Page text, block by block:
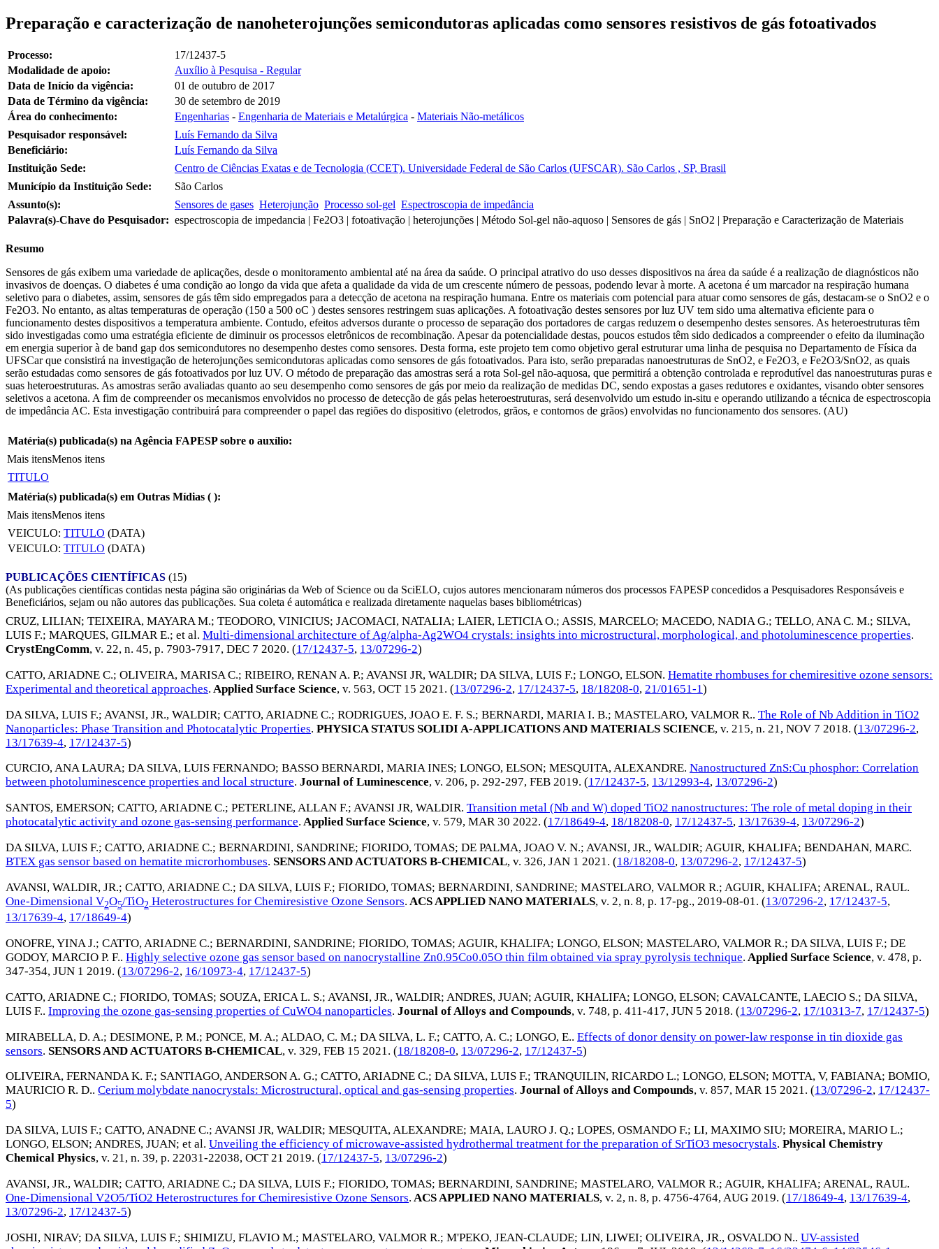
Preparação e caracterização de nanoheterojunções semicondutoras aplicadas como sensores resistivos de gás fotoativados
Processo:
17/12437-5
Modalidade de apoio:
Auxílio à Pesquisa - Regular
Data de Início da vigência:
01 de outubro de 2017
Data de Término da vigência:
30 de setembro de 2019
Área do conhecimento:
Engenharias - Engenharia de Materiais e Metalúrgica - Materiais Não-metálicos
Pesquisador responsável:
Luís Fernando da Silva
Beneficiário:
Luís Fernando da Silva
Instituição Sede:
Centro de Ciências Exatas e de Tecnologia (CCET). Universidade Federal de São Carlos (UFSCAR). São Carlos , SP, Brasil
Município da Instituição Sede:
São Carlos
Assunto(s):
Sensores de gases Heterojunção Processo sol-gel Espectroscopia de impedância
Palavra(s)-Chave do Pesquisador: espectroscopia de impedancia | Fe2O3 | fotoativação | heterojunções | Método Sol-gel não-aquoso | Sensores de gás | SnO2 | Preparação e Caracterização de Materiais
Resumo
Sensores de gás exibem uma variedade de aplicações, desde o monitoramento ambiental até na área da saúde. O principal atrativo do uso desses dispositivos na área da saúde é a realização de diagnósticos não
invasivos de doenças. O diabetes é uma condição ao longo da vida que afeta a qualidade da vida de um crescente número de pessoas, podendo levar à morte. A acetona é um marcador na respiração humana
seletivo para o diabetes, assim, sensores de gás têm sido empregados para a detecção de acetona na respiração humana. Entre os materiais com potencial para atuar como sensores de gás, destacam-se o SnO2 e o
Fe2O3. No entanto, as altas temperaturas de operação (150 a 500 oC ) destes sensores restringem suas aplicações. A fotoativação destes sensores por luz UV tem sido uma alternativa eficiente para o
funcionamento destes dispositivos a temperatura ambiente. Contudo, efeitos adversos durante o processo de separação dos portadores de cargas reduzem o desempenho destes sensores. As heteroestruturas têm
sido investigadas como uma estratégia eficiente de diminuir os processos eletrônicos de recombinação. Apesar da potencialidade destas, poucos estudos têm sido dedicados a compreender o efeito da iluminação
em energia superior à de band gap dos semicondutores no desempenho destes como sensores. Desta forma, este projeto tem como objetivo geral estruturar uma linha de pesquisa no Departamento de Física da
UFSCar que consistirá na investigação de heterojunções semicondutoras aplicadas como sensores de gás fotoativados. Para isto, serão preparadas nanoestruturas de SnO2, e Fe2O3, e Fe2O3/SnO2, as quais
serão estudadas como sensores de gás fotoativados por luz UV. O método de preparação das amostras será a rota Sol-gel não-aquosa, que permitirá a obtenção controlada e reprodutível das nanoestruturas puras e
suas heteroestruturas. As amostras serão avaliadas quanto ao seu desempenho como sensores de gás por meio da realização de medidas DC, sendo expostas a gases redutores e oxidantes, visando obter sensores
seletivos a acetona. A fim de compreender os mecanismos envolvidos no processo de detecção de gás pelas heteroestruturas, será desenvolvido um estudo in-situ e operando utilizando a técnica de espectroscopia
de impedância AC. Esta investigação contribuirá para compreender o papel das regiões do dispositivo (eletrodos, grãos, e contornos de grãos) envolvidas no funcionamento dos sensores. (AU)
Matéria(s) publicada(s) na Agência FAPESP sobre o auxílio:
Mais itensMenos itens
TITULO
Matéria(s) publicada(s) em Outras Mídias ( ):
Mais itensMenos itens
VEICULO: TITULO (DATA)
VEICULO: TITULO (DATA)
PUBLICAÇÕES CIENTÍFICAS (15)
(As publicações científicas contidas nesta página são originárias da Web of Science ou da SciELO, cujos autores mencionaram números dos processos FAPESP concedidos a Pesquisadores Responsáveis e
Beneficiários, sejam ou não autores das publicações. Sua coleta é automática e realizada diretamente naquelas bases bibliométricas)
CRUZ, LILIAN; TEIXEIRA, MAYARA M.; TEODORO, VINICIUS; JACOMACI, NATALIA; LAIER, LETICIA O.; ASSIS, MARCELO; MACEDO, NADIA G.; TELLO, ANA C. M.; SILVA,
LUIS F.; MARQUES, GILMAR E.; et al. Multi-dimensional architecture of Ag/alpha-Ag2WO4 crystals: insights into microstructural, morphological, and photoluminescence properties.
CrystEngComm, v. 22, n. 45, p. 7903-7917, DEC 7 2020. (17/12437-5, 13/07296-2)
CATTO, ARIADNE C.; OLIVEIRA, MARISA C.; RIBEIRO, RENAN A. P.; AVANSI JR, WALDIR; DA SILVA, LUIS F.; LONGO, ELSON. Hematite rhombuses for chemiresitive ozone sensors:
Experimental and theoretical approaches. Applied Surface Science, v. 563, OCT 15 2021. (13/07296-2, 17/12437-5, 18/18208-0, 21/01651-1)
DA SILVA, LUIS F.; AVANSI, JR., WALDIR; CATTO, ARIADNE C.; RODRIGUES, JOAO E. F. S.; BERNARDI, MARIA I. B.; MASTELARO, VALMOR R.. The Role of Nb Addition in TiO2
Nanoparticles: Phase Transition and Photocatalytic Properties. PHYSICA STATUS SOLIDI A-APPLICATIONS AND MATERIALS SCIENCE, v. 215, n. 21, NOV 7 2018. (13/07296-2,
13/17639-4, 17/12437-5)
CURCIO, ANA LAURA; DA SILVA, LUIS FERNANDO; BASSO BERNARDI, MARIA INES; LONGO, ELSON; MESQUITA, ALEXANDRE. Nanostructured ZnS:Cu phosphor: Correlation
between photoluminescence properties and local structure. Journal of Luminescence, v. 206, p. 292-297, FEB 2019. (17/12437-5, 13/12993-4, 13/07296-2)
SANTOS, EMERSON; CATTO, ARIADNE C.; PETERLINE, ALLAN F.; AVANSI JR, WALDIR. Transition metal (Nb and W) doped TiO2 nanostructures: The role of metal doping in their
photocatalytic activity and ozone gas-sensing performance. Applied Surface Science, v. 579, MAR 30 2022. (17/18649-4, 18/18208-0, 17/12437-5, 13/17639-4, 13/07296-2)
DA SILVA, LUIS F.; CATTO, ARIADNE C.; BERNARDINI, SANDRINE; FIORIDO, TOMAS; DE PALMA, JOAO V. N.; AVANSI, JR., WALDIR; AGUIR, KHALIFA; BENDAHAN, MARC.
BTEX gas sensor based on hematite microrhombuses. SENSORS AND ACTUATORS B-CHEMICAL, v. 326, JAN 1 2021. (18/18208-0, 13/07296-2, 17/12437-5)
AVANSI, WALDIR, JR.; CATTO, ARIADNE C.; DA SILVA, LUIS F.; FIORIDO, TOMAS; BERNARDINI, SANDRINE; MASTELARO, VALMOR R.; AGUIR, KHALIFA; ARENAL, RAUL.
One-Dimensional V2O5/TiO2 Heterostructures for Chemiresistive Ozone Sensors. ACS APPLIED NANO MATERIALS, v. 2, n. 8, p. 17-pg., 2019-08-01 . (13/07296-2, 17/12437-5,
13/17639-4, 17/18649-4)
ONOFRE, YINA J.; CATTO, ARIADNE C.; BERNARDINI, SANDRINE; FIORIDO, TOMAS; AGUIR, KHALIFA; LONGO, ELSON; MASTELARO, VALMOR R.; DA SILVA, LUIS F.; DE
GODOY, MARCIO P. F.. Highly selective ozone gas sensor based on nanocrystalline Zn0.95Co0.05O thin film obtained via spray pyrolysis technique. Applied Surface Science, v. 478, p.
347-354, JUN 1 2019. (13/07296-2, 16/10973-4, 17/12437-5)
CATTO, ARIADNE C.; FIORIDO, TOMAS; SOUZA, ERICA L. S.; AVANSI, JR., WALDIR; ANDRES, JUAN; AGUIR, KHALIFA; LONGO, ELSON; CAVALCANTE, LAECIO S.; DA SILVA,
LUIS F.. Improving the ozone gas-sensing properties of CuWO4 nanoparticles. Journal of Alloys and Compounds, v. 748, p. 411-417, JUN 5 2018. (13/07296-2, 17/10313-7, 17/12437-5)
MIRABELLA, D. A.; DESIMONE, P. M.; PONCE, M. A.; ALDAO, C. M.; DA SILVA, L. F.; CATTO, A. C.; LONGO, E.. Effects of donor density on power-law response in tin dioxide gas
sensors. SENSORS AND ACTUATORS B-CHEMICAL, v. 329, FEB 15 2021 . (18/18208-0, 13/07296-2, 17/12437-5)
OLIVEIRA, FERNANDA K. F.; SANTIAGO, ANDERSON A. G.; CATTO, ARIADNE C.; DA SILVA, LUIS F.; TRANQUILIN, RICARDO L.; LONGO, ELSON; MOTTA, V, FABIANA; BOMIO,
MAURICIO R. D.. Cerium molybdate nanocrystals: Microstructural, optical and gas-sensing properties. Journal of Alloys and Compounds, v. 857, MAR 15 2021. (13/07296-2, 17/12437-
5)
DA SILVA, LUIS F.; CATTO, ANADNE C.; AVANSI JR, WALDIR; MESQUITA, ALEXANDRE; MAIA, LAURO J. Q.; LOPES, OSMANDO F.; LI, MAXIMO SIU; MOREIRA, MARIO L.;
LONGO, ELSON; ANDRES, JUAN; et al. Unveiling the efficiency of microwave-assisted hydrothermal treatment for the preparation of SrTiO3 mesocrystals. Physical Chemistry
Chemical Physics, v. 21, n. 39, p. 22031-22038, OCT 21 2019. (17/12437-5, 13/07296-2)
AVANSI, JR., WALDIR; CATTO, ARIADNE C.; DA SILVA, LUIS F.; FIORIDO, TOMAS; BERNARDINI, SANDRINE; MASTELARO, VALMOR R.; AGUIR, KHALIFA; ARENAL, RAUL.
One-Dimensional V2O5/TiO2 Heterostructures for Chemiresistive Ozone Sensors. ACS APPLIED NANO MATERIALS, v. 2, n. 8, p. 4756-4764,AUG 2019. (17/18649-4, 13/17639-4,
13/07296-2, 17/12437-5)
JOSHI, NIRAV; DA SILVA, LUIS F.; SHIMIZU, FLAVIO M.; MASTELARO, VALMOR R.; M'PEKO, JEAN-CLAUDE; LIN, LIWEI; OLIVEIRA, JR., OSVALDO N.. UV-assisted